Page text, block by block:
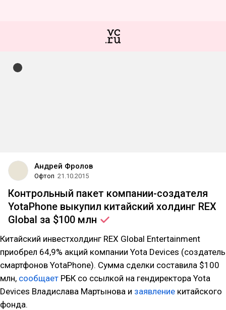
Андрей Фролов
Офтоп 21.10.2015
Контрольный пакет компании-создателя
YotaPhone выкупил китайский холдинг REX
Global за $100 млн
Китайский инвестхолдинг REX Global Entertainment
приобрел 64,9% акций компании Yota Devices (создатель
смартфонов YotaPhone). Сумма сделки составила $100
млн, сообщает РБК со ссылкой на гендиректора Yota
Devices Владислава Мартынова и заявление китайского
фонда.